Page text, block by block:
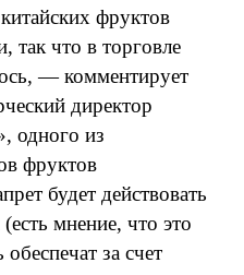
фруктов
так что в торговле
— комментирует
директор
одного из
фруктов
будет действовать
мнение, что это
за счет